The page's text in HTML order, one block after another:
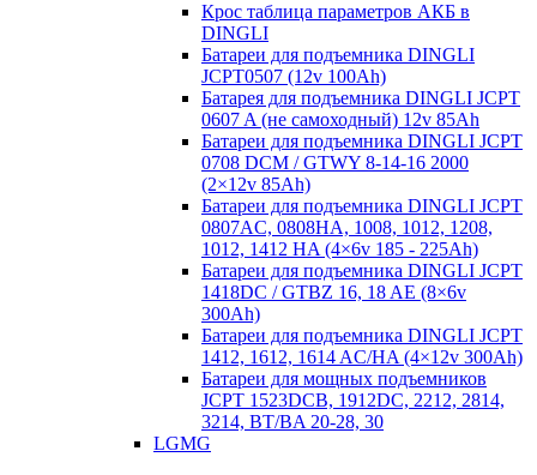
Крос таблица параметров АКБ в
DINGLI
Батареи для подъемника DINGLI
JCPT0507 (12v 100Ah)
Батарея для подъемника DINGLI JCPT
0607 A (не самоходный) 12v 85Ah
Батареи для подъемника DINGLI JCPT
0708 DCM / GTWY 8-14-16 2000
(2×12v 85Ah)
Батареи для подъемника DINGLI JCPT
0807AC, 0808HA, 1008, 1012, 1208,
1012, 1412 HA (4×6v 185 - 225Ah)
Батареи для подъемника DINGLI JCPT
1418DC / GTBZ 16, 18 AE (8×6v
300Ah)
Батареи для подъемника DINGLI JCPT
1412, 1612, 1614 AC/HA (4×12v 300Ah)
Батареи для мощных подъемников
JCPT 1523DCB, 1912DC, 2212, 2814,
3214, BT/BA 20-28, 30
LGMG